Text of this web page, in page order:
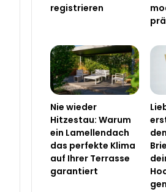
registrieren
Nie wieder
Hitzestau: Warum
ein Lamellendach
das perfekte Klima
auf Ihrer Terrasse
garantiert